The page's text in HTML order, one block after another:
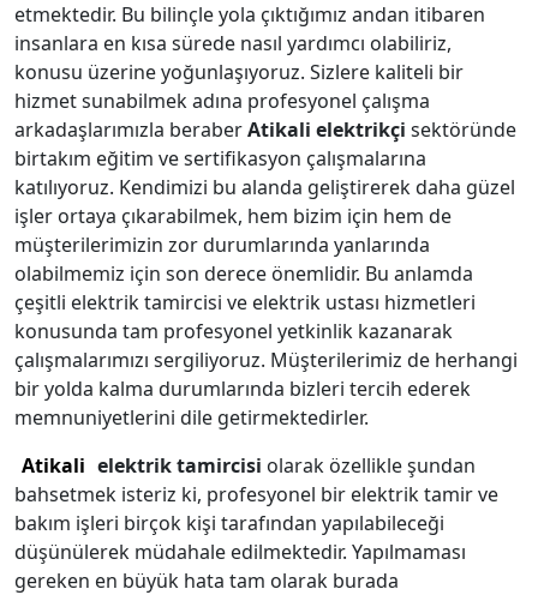
etmektedir. Bu bilinçle yola çıktığımız andan itibaren
insanlara en kısa sürede nasıl yardımcı olabiliriz,
konusu üzerine yoğunlaşıyoruz. Sizlere kaliteli bir
hizmet sunabilmek adına profesyonel çalışma
arkadaşlarımızla beraberAtikali elektrikçi sektöründe
birtakım eğitim ve sertifikasyon çalışmalarına
katılıyoruz. Kendimizi bu alanda geliştirerek daha güzel
işler ortaya çıkarabilmek, hem bizim için hem de
müşterilerimizin zor durumlarında yanlarında
olabilmemiz için son derece önemlidir. Bu anlamda
çeşitli elektrik tamircisi ve elektrik ustası hizmetleri
konusunda tam profesyonel yetkinlik kazanarak
çalışmalarımızı sergiliyoruz. Müşterilerimiz de herhangi
bir yolda kalma durumlarında bizleri tercih ederek
memnuniyetlerini dile getirmektedirler.
Atikali elektrik tamircisi olarak özellikle şundan
bahsetmek isteriz ki, profesyonel bir elektrik tamir ve
bakım işleri birçok kişi tarafından yapılabileceği
düşünülerek müdahale edilmektedir. Yapılmaması
gereken en büyük hata tam olarak burada